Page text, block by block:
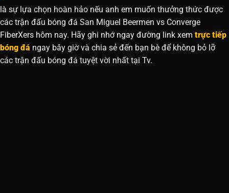
là sự lựa chọn hoàn hảo nếu anh em muốn thưởng thức được
các trận đấu bóng đá San Miguel Beermen vs Converge
FiberXers hôm nay. Hãy ghi nhớ ngay đường link xem trực tiếp
bóng đá ngay bây giờ và chia sẻ đến bạn bè để không bỏ lỡ
các trận đấu bóng đá tuyệt vời nhất tại Tv.